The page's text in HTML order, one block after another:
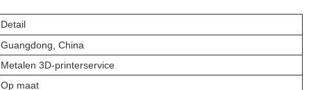
Detail
Guangdong, China
Metalen 3D-printerservice
Op maat